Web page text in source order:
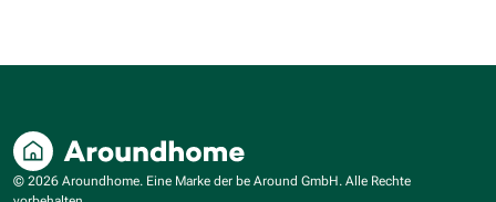
© 2026 Aroundhome. Eine Marke der be Around GmbH. Alle Rechte